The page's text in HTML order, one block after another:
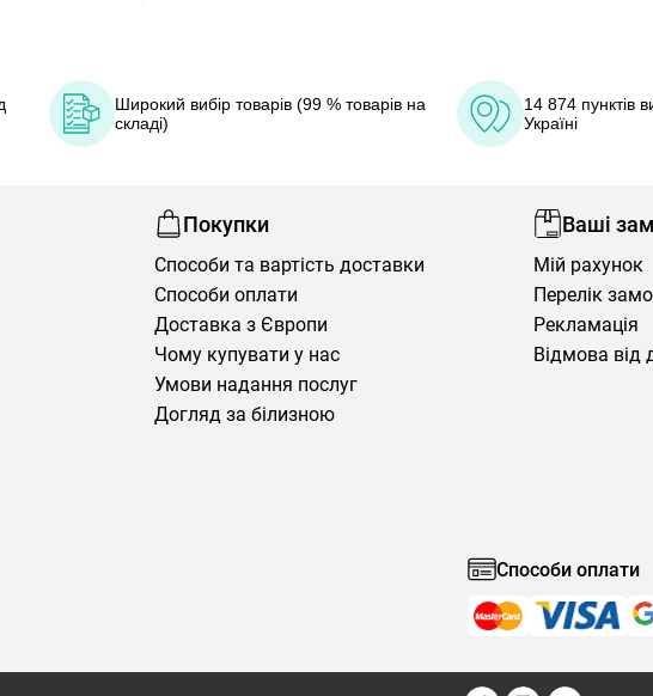
Широкий вибір товарів (99 % товарів на
складі)
14 874 пунктів
Україні
Покупки
Способи та вартість доставки
Способи оплати
Доставка з Європи
Чому купувати у нас
Умови надання послуг
Догляд за білизною
Ваші
Мій рахунок
Перелік
Рекламація
Відмова від
Способи оплати